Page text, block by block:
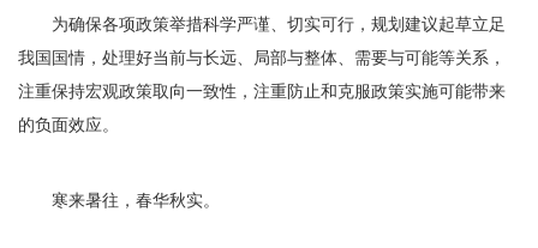
为确保各项政策举措科学严谨、切实可行，规划建议起草立足
我国国情，处理好当前与长远、局部与整体、需要与可能等关系，
注重保持宏观政策取向一致性，注重防止和克服政策实施可能带来
的负面效应。
寒来暑往，春华秋实。